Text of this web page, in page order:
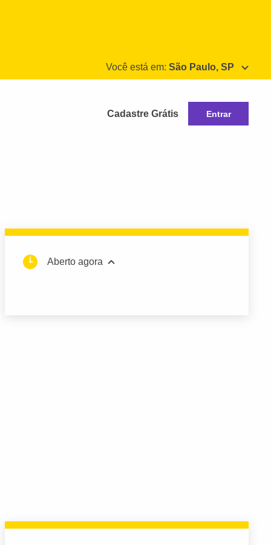
Você está em: São Paulo, SP
Cadastre Grátis Entrar
Aberto agora